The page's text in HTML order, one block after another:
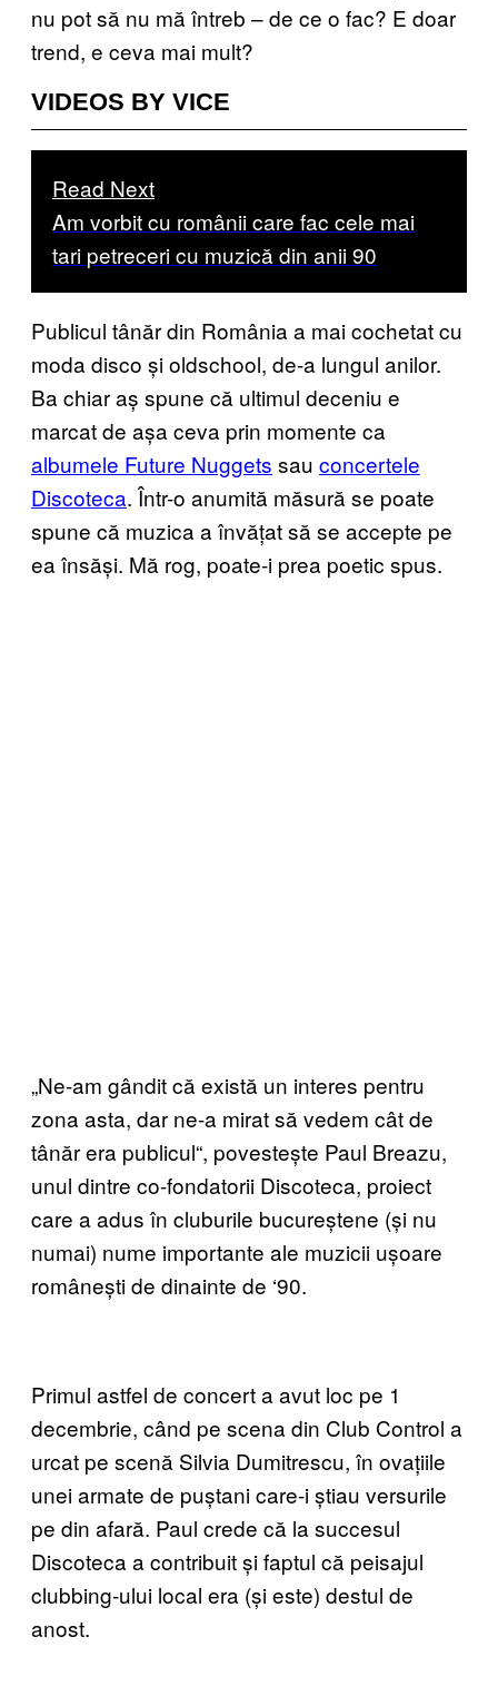
nu pot să nu mă întreb – de ce o fac? E doar
trend, e ceva mai mult?
VIDEOS BY VICE
Read Next
Am vorbit cu românii care fac cele mai
tari petreceri cu muzică din anii 90
Publicul tânăr din România a mai cochetat cu
moda disco și oldschool, de-a lungul anilor.
Ba chiar aș spune că ultimul deceniu e
marcat de așa ceva prin momente ca
albumele Future Nuggets sau concertele
Discoteca. Într-o anumită măsură se poate
spune că muzica a învățat să se accepte pe
ea însăși. Mă rog, poate-i prea poetic spus.
„Ne-am gândit că există un interes pentru
zona asta, dar ne-a mirat să vedem cât de
tânăr era publicul“, povestește Paul Breazu,
unul dintre co-fondatorii Discoteca, proiect
care a adus în cluburile bucureștene (și nu
numai) nume importante ale muzicii ușoare
românești de dinainte de ‘90.
Primul astfel de concert a avut loc pe 1
decembrie, când pe scena din Club Control a
urcat pe scenă Silvia Dumitrescu, în ovațiile
unei armate de puștani care-i știau versurile
pe din afară. Paul crede că la succesul
Discoteca a contribuit și faptul că peisajul
clubbing-ului local era (și este) destul de
anost.